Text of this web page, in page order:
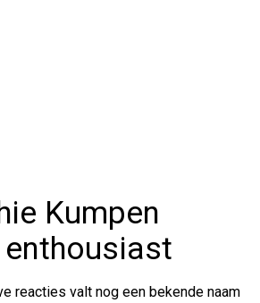
Kumpen
reacties valt nog een bekende naam